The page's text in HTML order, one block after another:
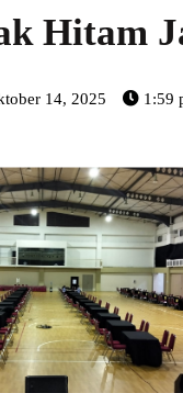
Hitam
14, 2025 1:59